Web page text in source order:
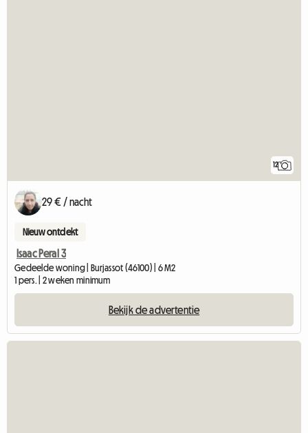
12
29 € / nacht
Nieuw ontdekt
Isaac Peral 3
Gedeelde woning | Burjassot (46100) | 6 M2
1 pers. | 2 weken minimum
Bekijk de advertentie